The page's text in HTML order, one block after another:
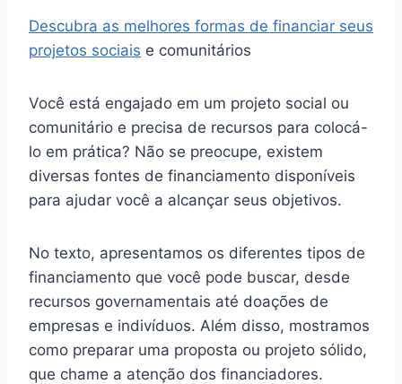
Descubra as melhores formas de financiar seus
projetos sociais e comunitários
Você está engajado em um projeto social ou
comunitário e precisa de recursos para colocá-
lo em prática? Não se preocupe, existem
diversas fontes de financiamento disponíveis
para ajudar você a alcançar seus objetivos.
No texto, apresentamos os diferentes tipos de
financiamento que você pode buscar, desde
recursos governamentais até doações de
empresas e indivíduos. Além disso, mostramos
como preparar uma proposta ou projeto sólido,
que chame a atenção dos financiadores.